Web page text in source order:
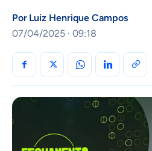
Por Luiz Henrique Campos
07/04/2025 · 09:18